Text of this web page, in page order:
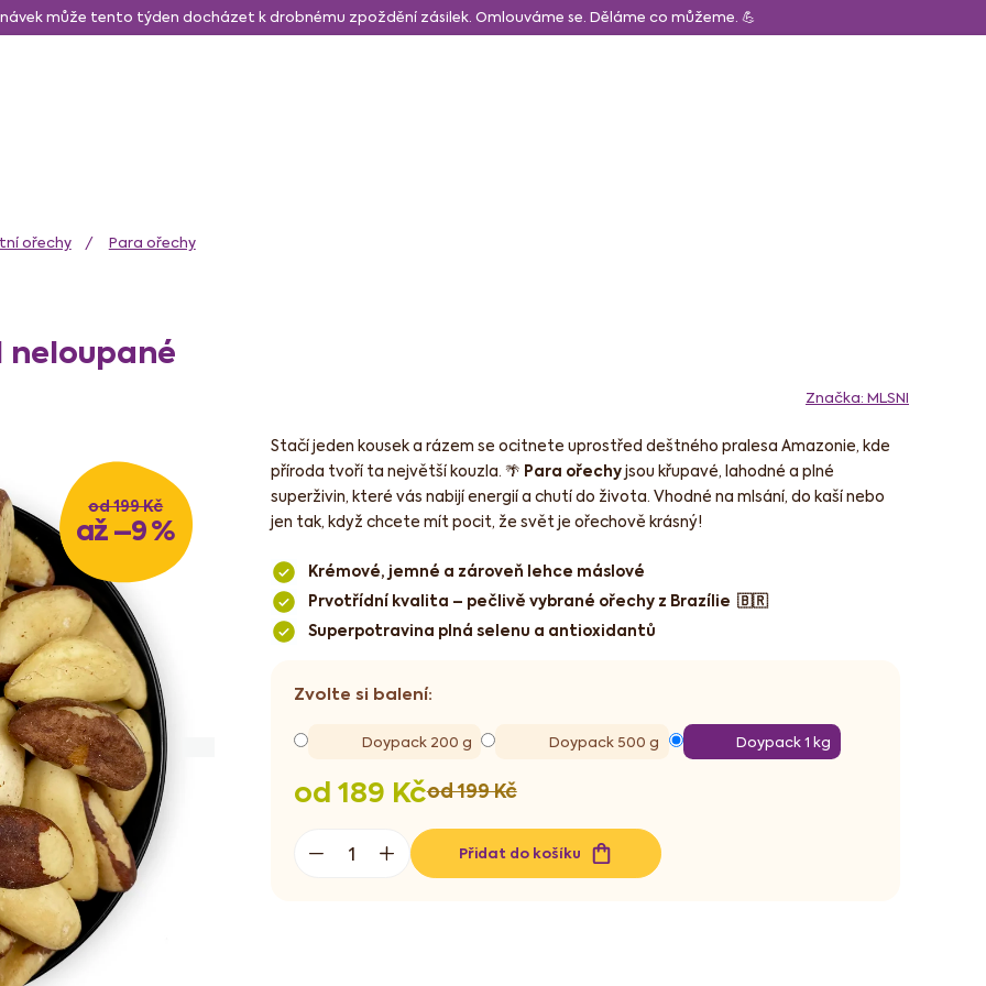
může tento týden docházet k drobnému zpoždění zásilek. Omlouváme se. Děláme co můžeme. 💪
ořechy Para ořechy
neloupané
Značka: MLSNI
od 199 Kč
až –9 %
od 199 Kč
od 189 Kč
Doypack 200 g Doypack 500 g Doypack 1 kg
Přidat do košíku
Stačí jeden kousek a rázem se ocitnete uprostřed deštného pralesa Amazonie, kde
příroda tvoří ta největší kouzla. 🌴 Para ořechyjsou křupavé, lahodné a plné
superživin, které vás nabijí energií a chutí do života. Vhodné na mlsání, do kaší nebo
jen tak, když chcete mít pocit, že svět je ořechově krásný!
Krémové, jemné a zároveň lehce máslové
Prvotřídní kvalita – pečlivě vybrané ořechy z Brazílie 🇧🇷
Superpotravina plná selenu a antioxidantů